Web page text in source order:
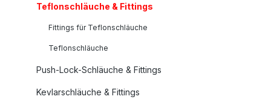
Teflonschläuche & Fittings
Fittings für Teflonschläuche
Teflonschläuche
Push-Lock-Schläuche & Fittings
Kevlarschläuche & Fittings